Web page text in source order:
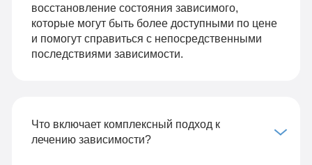
восстановление состояния зависимого,
которые могут быть более доступными по цене
и помогут справиться с непосредственными
последствиями зависимости.
Что включает комплексный подход к
лечению зависимости?